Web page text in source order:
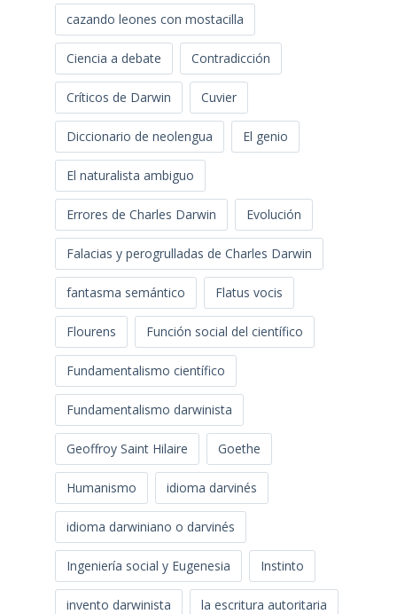
cazando leones con mostacilla
Ciencia a debate Contradicción
Críticos de Darwin Cuvier
Diccionario de neolengua El genio
El naturalista ambiguo
Errores de Charles Darwin Evolución
Falacias y perogrulladas de Charles Darwin
fantasma semántico Flatus vocis
Flourens Función social del científico
Fundamentalismo científico
Fundamentalismo darwinista
Geoffroy Saint Hilaire Goethe
Humanismo idioma darvinés
idioma darwiniano o darvinés
Ingeniería social y Eugenesia Instinto
invento darwinista la escritura autoritaria